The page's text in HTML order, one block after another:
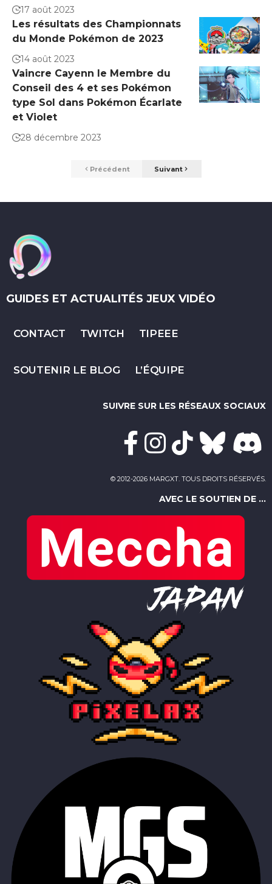
17 août 2023
Les résultats des Championnats
du Monde Pokémon de 2023
14 août 2023
Vaincre Cayenn le Membre du
Conseil des 4 et ses Pokémon
type Sol dans Pokémon Écarlate
et Violet
28 décembre 2023
Précédent Suivant
GUIDES ET ACTUALITÉS JEUX VIDÉO
CONTACT TWITCH TIPEEE
SOUTENIR LE BLOG L’ÉQUIPE
SUIVRE SUR LES RÉSEAUX SOCIAUX
© 2012-2026 MARGXT. TOUS DROITS RÉSERVÉS.
AVEC LE SOUTIEN DE ...